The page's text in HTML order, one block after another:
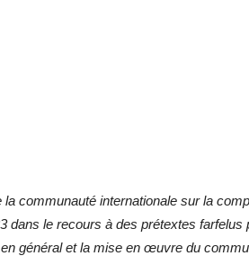
la communauté internationale sur la
le recours à des prétextes farfelus
général et la mise en œuvre du